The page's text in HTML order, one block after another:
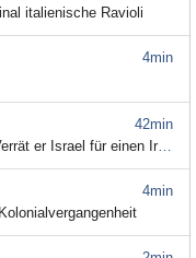
italienische Ravioli
4min
42min
Israel für einen Iran-Deal?
4min